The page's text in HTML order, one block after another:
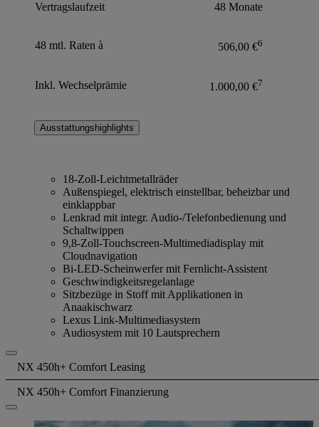
Vertragslaufzeit 48 Monate
48 mtl. Raten à 506,00 €6
Inkl. Wechselprämie 1.000,00 €7
Ausstattungshighlights
18-Zoll-Leichtmetallräder
Außenspiegel, elektrisch einstellbar, beheizbar und
einklappbar
Lenkrad mit integr. Audio-/Telefonbedienung und
Schaltwippen
9,8-Zoll-Touchscreen-Multimediadisplay mit
Cloudnavigation
Bi-LED-Scheinwerfer mit Fernlicht-Assistent
Geschwindigkeitsregelanlage
Sitzbezüge in Stoff mit Applikationen in
Anaakischwarz
Lexus Link-Multimediasystem
Audiosystem mit 10 Lautsprechern
NX 450h+ Comfort Leasing
NX 450h+ Comfort Finanzierung